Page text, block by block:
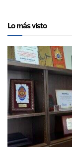
Lo más visto